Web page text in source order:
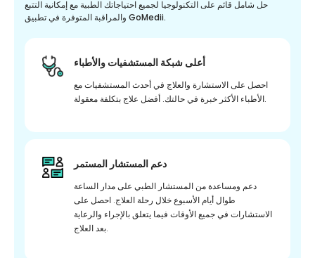
حل شامل قائم على التكنولوجيا لجميع احتياجاتك الطبية مع إمكانية التتبع
والمراقبة المتوفرة في تطبيق GoMedii.
أعلى شبكة المستشفيات والأطباء
احصل على الاستشارة والعلاج في أحدث المستشفيات مع
الأطباء الأكثر خبرة في حالتك. أفضل علاج بتكلفة معقولة.
دعم المستشار المستمر
دعم ومساعدة من المستشار الطبي على مدار الساعة
طوال أيام الأسبوع خلال رحلة العلاج. احصل على
الاستشارات في جميع الأوقات فيما يتعلق بالإجراء والرعاية
بعد العلاج.